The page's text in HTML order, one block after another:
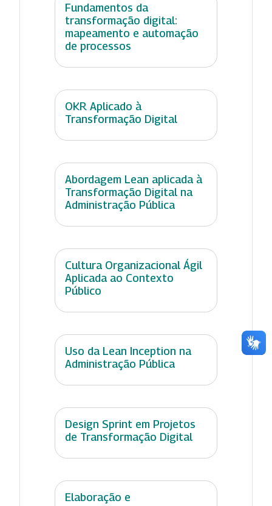
Fundamentos da
transformação digital:
mapeamento e automação
de processos
OKR Aplicado à
Transformação Digital
Abordagem Lean aplicada à
Transformação Digital na
Administração Pública
Cultura Organizacional Ágil
Aplicada ao Contexto
Público
Uso da Lean Inception na
Administração Pública
Design Sprint em Projetos
de Transformação Digital
Elaboração e